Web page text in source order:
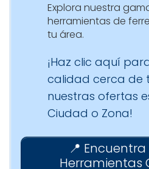
Explora nuestra
herramientas de
tu área.
¡Haz clic aquí
calidad cerca de
nuestras ofertas
Ciudad o Zona!
📍
Herramientas